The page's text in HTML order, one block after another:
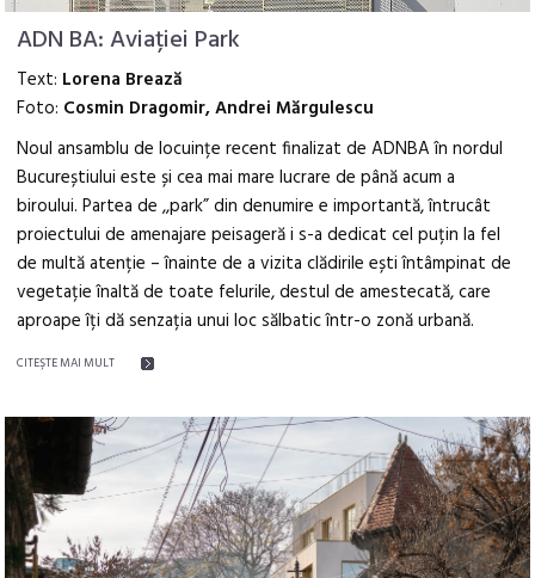
ADN BA: Aviației Park
Text: Lorena Brează
Foto: Cosmin Dragomir, Andrei Mărgulescu
Noul ansamblu de locuințe recent finalizat de ADNBA în nordul
Bucureștiului este și cea mai mare lucrare de până acum a
biroului. Partea de ,,park” din denumire e importantă, întrucât
proiectului de amenajare peisageră i s-a dedicat cel puțin la fel
de multă atenție – înainte de a vizita clădirile ești întâmpinat de
vegetație înaltă de toate felurile, destul de amestecată, care
aproape îți dă senzația unui loc sălbatic într-o zonă urbană.
CITEŞTE MAI MULT